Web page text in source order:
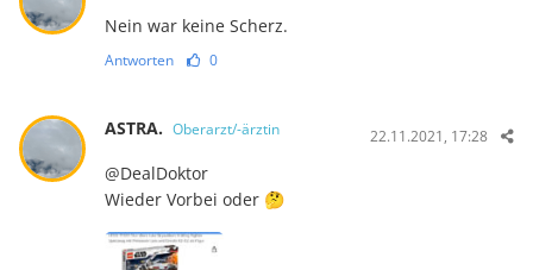
Nein war keine Scherz.
Antworten 0
ASTRA. Oberarzt/-ärztin 22.11.2021, 17:28
@DealDoktor
Wieder Vorbei oder 🤔